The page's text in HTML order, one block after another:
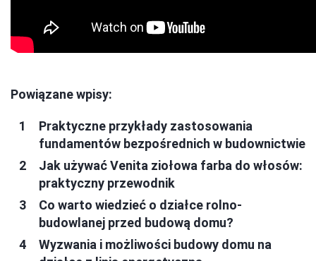
Powiązane wpisy:
Praktyczne przykłady zastosowania
fundamentów bezpośrednich w budownictwie
Jak używać Venita ziołowa farba do włosów:
praktyczny przewodnik
Co warto wiedzieć o działce rolno-
budowlanej przed budową domu?
Wyzwania i możliwości budowy domu na